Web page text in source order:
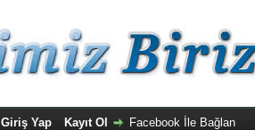
Giriş Yap Kayıt Ol Facebook İle Bağlan